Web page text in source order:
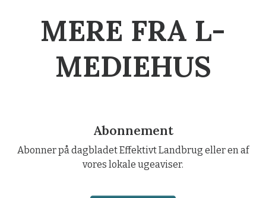
MERE FRA L-
MEDIEHUS
Abonnement
Abonner på dagbladet Effektivt Landbrug eller en af
vores lokale ugeaviser.